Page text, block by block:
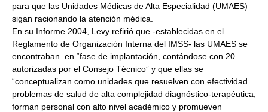
para que las Unidades Médicas de Alta Especialidad (UMAES)
sigan racionando la atención médica.
En su Informe 2004, Levy refirió que -establecidas en el
Reglamento de Organización Interna del IMSS- las UMAES se
encontraban en “fase de implantación, contándose con 20
autorizadas por el Consejo Técnico” y que ellas se
“conceptualizan como unidades que resuelven con efectividad
problemas de salud de alta complejidad diagnóstico-terapéutica,
forman personal con alto nivel académico y promueven